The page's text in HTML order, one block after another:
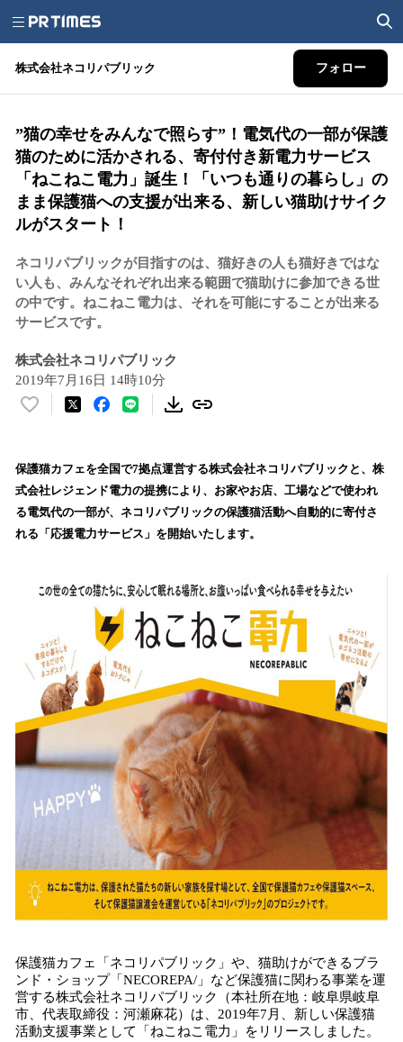
株式会社ネコリパブリック フォロー
”猫の幸せをみんなで照らす”！電気代の一部が保護
猫のために活かされる、寄付付き新電力サービス
「ねこねこ電力」誕生！「いつも通りの暮らし」の
まま保護猫への支援が出来る、新しい猫助けサイク
ルがスタート！
ネコリパブリックが目指すのは、猫好きの人も猫好きではな
い人も、みんなそれぞれ出来る範囲で猫助けに参加できる世
の中です。ねこねこ電力は、それを可能にすることが出来る
サービスです。
株式会社ネコリパブリック
2019年7月16日 14時10分
い
！
数
を
読
み
保護猫カフェを全国で7拠点運営する株式会社ネコリパブリックと、株
式会社レジェンド電力の提携により、お家やお店、工場などで使われ
る電気代の一部が、ネコリパブリックの保護猫活動へ自動的に寄付さ
れる「応援電力サービス」を開始いたします。
保護猫カフェ「ネコリパブリック」や、猫助けができるブラ
ンド・ショップ「NECOREPA/」など保護猫に関わる事業を運
営する株式会社ネコリパブリック（本社所在地：岐阜県岐阜
市、代表取締役：河瀬麻花）は、2019年7月、新しい保護猫
活動支援事業として「ねこねこ電力」をリリースしました。